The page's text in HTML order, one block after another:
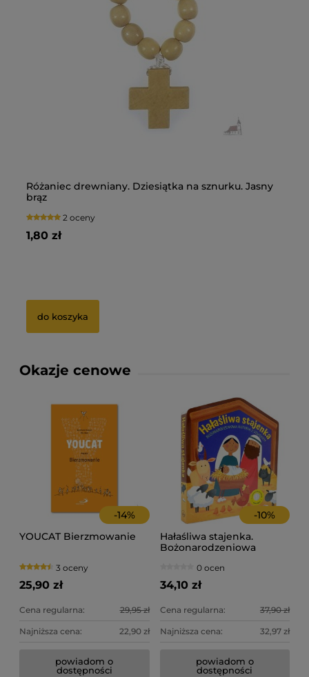
Różaniec drewniany. Dziesiątka na sznurku. Jasny
brąz
2 oceny
1,80 zł
do koszyka
Okazje cenowe
-14%
YOUCAT Bierzmowanie
3 oceny
25,90 zł
Cena regularna: 29,95 zł
Najniższa cena: 22,90 zł
powiadom o
dostępności
-10%
Hałaśliwa stajenka.
Bożonarodzeniowa
0 ocen
34,10 zł
Cena regularna: 37,90 zł
Najniższa cena: 32,97 zł
powiadom o
dostępności